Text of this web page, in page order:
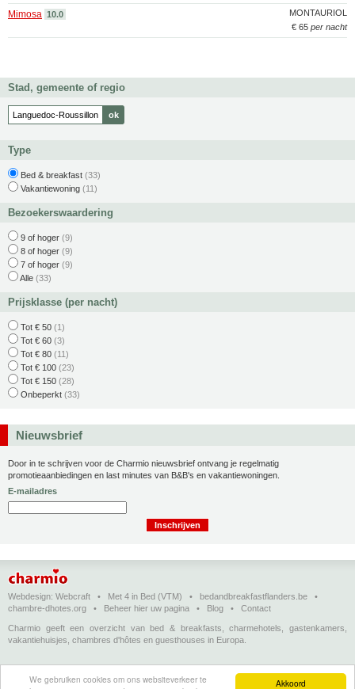
Akkoord
We gebruiken cookies om ons websiteverkeer te
MONTAURIOL
Mimosa 10.0
€ 65 per nacht
Stad, gemeente of regio
Type
Bed & breakfast (33)
Vakantiewoning (11)
Bezoekerswaardering
9 of hoger (9)
8 of hoger (9)
7 of hoger (9)
Alle (33)
Prijsklasse (per nacht)
Tot € 50 (1)
Tot € 60 (3)
Tot € 80 (11)
Tot € 100 (23)
Tot € 150 (28)
Onbeperkt (33)
Nieuwsbrief
Door in te schrijven voor de Charmio nieuwsbrief ontvang je regelmatig
promotieaanbiedingen en last minutes van B&B's en vakantiewoningen.
E-mailadres
Webdesign: Webcraft • Met 4 in Bed (VTM) • bedandbreakfastflanders.be •
chambre-dhotes.org • Beheer hier uw pagina • Blog • Contact
Charmio geeft een overzicht van bed & breakfasts, charmehotels, gastenkamers,
vakantiehuisjes, chambres d'hôtes en guesthouses in Europa.
Bed & breakfasts, charmehotels en vakantiehuizen (in het Nederlands)•Chambres
d'hôtes, hôtels de charme et logements de vacances
(en français) •
Bed &